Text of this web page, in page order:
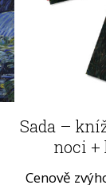
Sada –
noci +
Cenově